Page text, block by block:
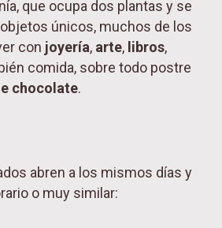
que ocupa dos plantas y se
únicos, muchos de los
con joyería, arte, libros,
comida, sobre todo postre
chocolate.
abren a los mismos días y
o muy similar: